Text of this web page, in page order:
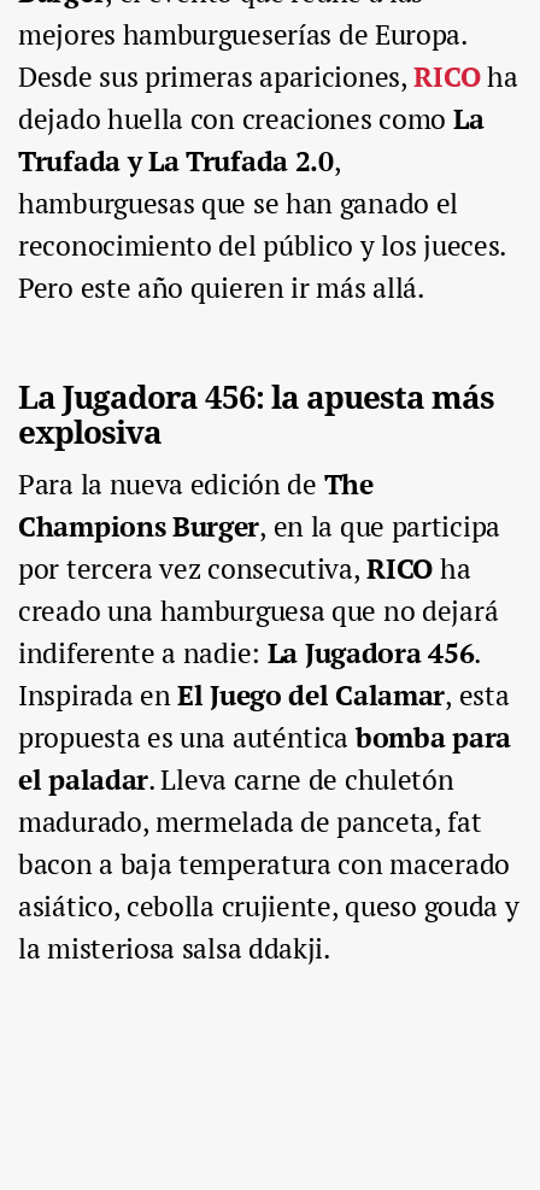
mejores hamburgueserías de Europa.
Desde sus primeras apariciones,RICOha
dejado huella con creaciones como La
Trufada y La Trufada 2.0,
hamburguesas que se han ganado el
reconocimiento del público y los jueces.
Pero este año quieren ir más allá.
La Jugadora 456: la apuesta más
explosiva
Para la nueva edición de The
Champions Burger, en la que participa
por tercera vez consecutiva,RICOha
creado una hamburguesa que no dejará
indiferente a nadie: La Jugadora 456.
Inspirada enEl Juego del Calamar, esta
propuesta es una auténticabomba para
el paladar. Lleva carne de chuletón
madurado, mermelada de panceta, fat
bacon a baja temperatura con macerado
asiático, cebolla crujiente, queso gouda y
la misteriosa salsa ddakji.